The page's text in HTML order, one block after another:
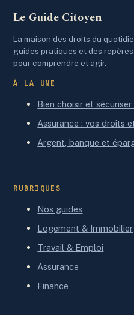
Le Guide Citoyen
La maison des droits du
guides pratiques et des
pour comprendre et agir.
À LA UNE
Bien choisir et
Assurance : vos droits
Argent, banque et
RUBRIQUES
Nos guides
Logement & Immobilier
Travail & Emploi
Assurance
Finance